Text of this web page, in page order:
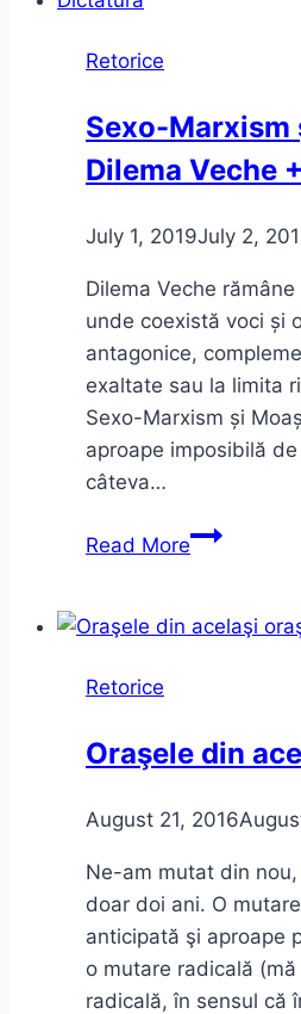
Retorice
Sexo-Marxism
Dilema Veche
July 1, 2019July 2,
Dilema Veche
unde coexistă voci și
antagonice,
exaltate sau la limita
Sexo-Marxism și
aproape imposibilă
câteva…
Read MoreSexo-
Moaște
+
Retorice
Oraşele din
August 21, 2016
Ne-am mutat din
doar doi ani. O
anticipată şi aproape
o mutare radicală
radicală, în sensul că